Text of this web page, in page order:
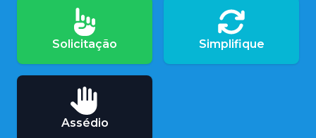
Solicitação Simplifique
Assédio